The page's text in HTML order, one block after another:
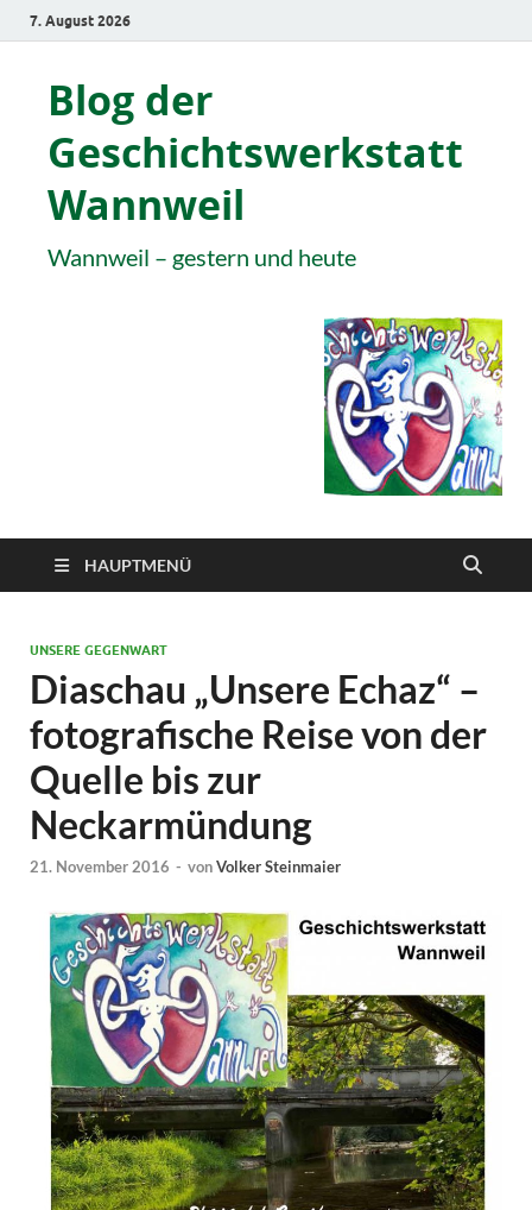
7. August 2026
Blog der
Geschichtswerkstatt
Wannweil
Wannweil – gestern und heute
HAUPTMENÜ
UNSERE GEGENWART
Diaschau „Unsere Echaz“ –
fotografische Reise von der
Quelle bis zur
Neckarmündung
21. November 2016 - vonVolker Steinmaier